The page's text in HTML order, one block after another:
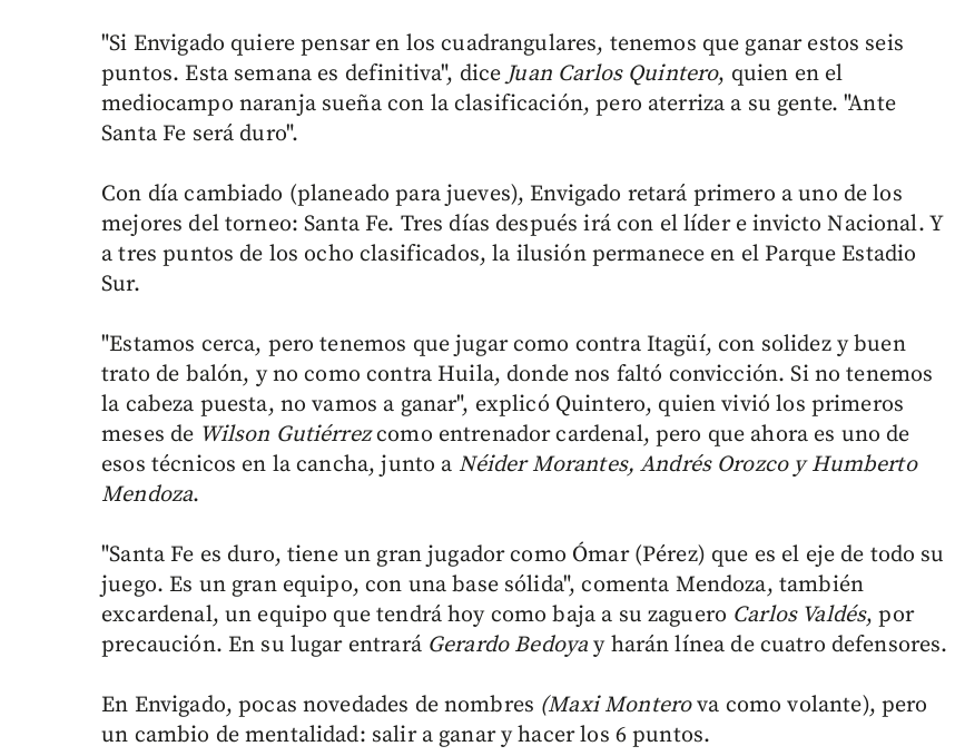
"Si Envigado quiere pensar en los cuadrangulares, tenemos que ganar estos seis
puntos. Esta semana es definitiva", diceJuan Carlos Quintero, quien en el
mediocampo naranja sueña con la clasificación, pero aterriza a su gente. "Ante
Santa Fe será duro".
Con día cambiado (planeado para jueves), Envigado retará primero a uno de los
mejores del torneo: Santa Fe. Tres días después irá con el líder e invicto Nacional. Y
a tres puntos de los ocho clasificados, la ilusión permanece en el Parque Estadio
Sur.
"Estamos cerca, pero tenemos que jugar como contra Itagüí, con solidez y buen
trato de balón, y no como contra Huila, donde nos faltó convicción. Si no tenemos
la cabeza puesta, no vamos a ganar", explicó Quintero, quien vivió los primeros
meses de Wilson Gutiérrezcomo entrenador cardenal, pero que ahora es uno de
esos técnicos en la cancha, junto a Néider Morantes, Andrés Orozco y Humberto
Mendoza.
"Santa Fe es duro, tiene un gran jugador como Ómar (Pérez) que es el eje de todo su
juego. Es un gran equipo, con una base sólida", comenta Mendoza, también
excardenal, un equipo que tendrá hoy como baja a su zaguero Carlos Valdés, por
precaución. En su lugar entrará Gerardo Bedoyay harán línea de cuatro defensores.
En Envigado, pocas novedades de nombres (Maxi Monterova como volante), pero
un cambio de mentalidad: salir a ganar y hacer los 6 puntos.